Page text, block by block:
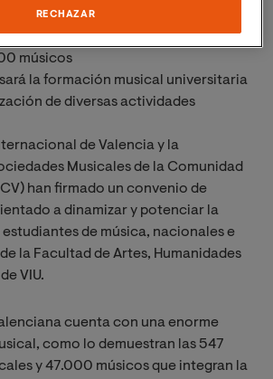
Sociedades Musicales de la
agrupa a 547 sociedades
músicos
la formación musical universitaria
de diversas actividades
de Valencia y la
Musicales de la Comunidad
han firmado un convenio de
a dinamizar y potenciar la
de música, nacionales e
la Facultad de Artes, Humanidades
VIU.
cuenta con una enorme
como lo demuestran las 547
y 47.000 músicos que integran la
RECHAZAR